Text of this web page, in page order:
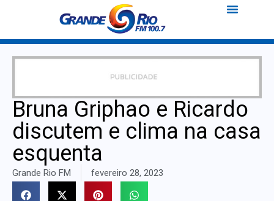
Bruna Griphao e Ricardo
discutem e clima na casa
esquenta
Grande Rio FM fevereiro 28, 2023